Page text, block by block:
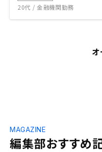
20代 / 金融機関勤務
編集部おすすめ
MAGAZINE